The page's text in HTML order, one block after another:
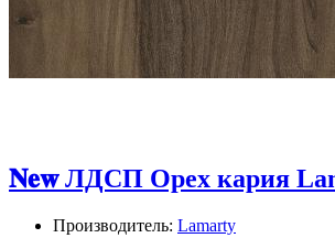
𝐍𝐞𝐰 ЛДСП Орех кария
Производитель: Lamarty